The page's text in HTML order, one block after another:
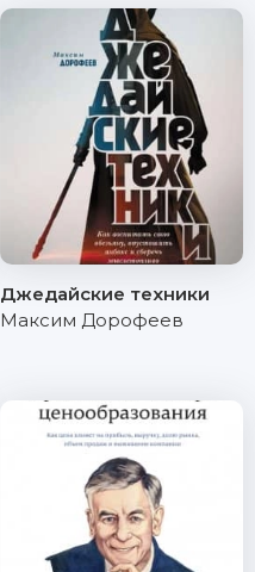
Джедайские техники
Максим Дорофеев